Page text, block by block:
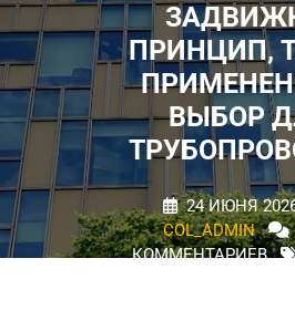
ПРИНЦИП,
ВЫБОР
24 ИЮНЯ
COL_ADMIN
КОММЕНТАРИЕВ